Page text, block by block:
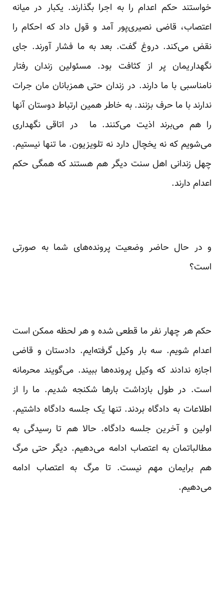
خواستند حکم اعدام را به اجرا بگذارند. یکبار در میانه
اعتصاب، قاضی نصیری‌پور آمد و قول داد که احکام را
نقض می‌کند. دروغ گفت. بعد به ما فشار آورند. جای
نگهداریمان پر از کثافت بود. مسئولین زندان رفتار
نامناسبی با ما دارند. در زندان حتی همزبانان مان جرات
ندارند با ما حرف بزنند. به خاطر همین ارتباط دوستان آنها
را هم می‌برند اذیت می‌کنند. ما در اتاقی نگهداری
می‌شویم که نه یخچال دارد نه تلویزیون. ما تنها نیستیم.
چهل زندانی اهل سنت دیگر هم هستند که همگی حکم
اعدام دارند.
و در حال حاضر وضعیت پرونده‌های شما به صورتی
است؟
حکم هر چهار نفر ما قطعی شده و هر لحظه ممکن است
اعدام شویم. سه بار وکیل گرفته‌ایم. دادستان و قاضی
اجازه ندادند که وکیل پرونده‌ها ببیند. می‌گویند محرمانه
است. در طول بازداشت بارها شکنجه شدیم. ما را از
اطلاعات به دادگاه بردند. تنها یک جلسه دادگاه داشتیم.
اولین و آخرین جلسه دادگاه. حالا هم تا رسیدگی به
مطالباتمان به اعتصاب ادامه می‌دهیم. دیگر حتی مرگ
هم برایمان مهم نیست. تا مرگ به اعتصاب ادامه
می‌دهیم.